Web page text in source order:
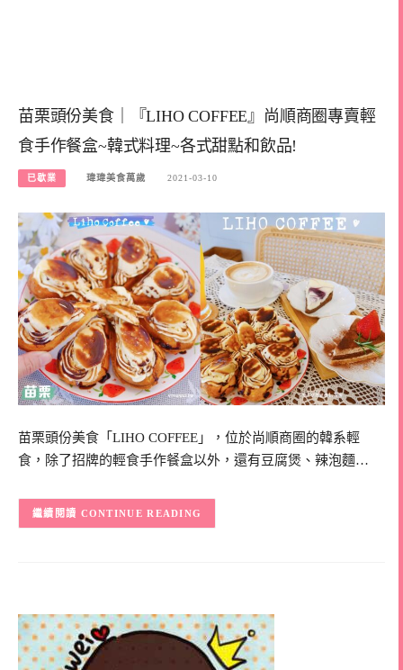
苗栗頭份美食｜『LIHO COFFEE』尚順商圈專賣輕
食手作餐盒~韓式料理~各式甜點和飲品!
已歇業 瑋瑋美食萬歲 2021-03-10
苗栗頭份美食「LIHO COFFEE」，位於尚順商圈的韓系輕
食，除了招牌的輕食手作餐盒以外，還有豆腐煲、辣泡麵…
CONTINUE READING